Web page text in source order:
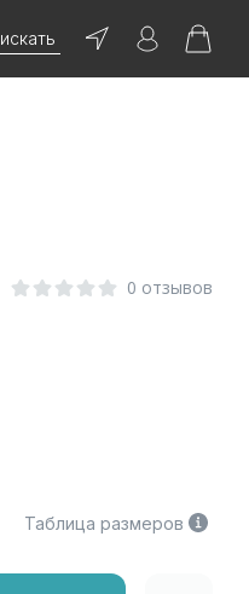
искать
0 отзывов
Таблица размеров